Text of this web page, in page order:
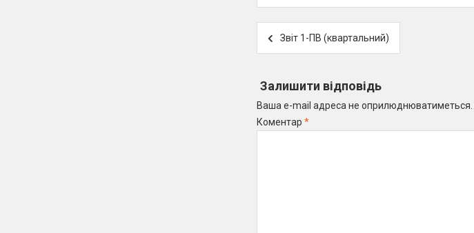
записівЗвіт 1-ПВ (квартальний)
Залишити відповідь
Ваша e-mail адреса не оприлюднюватиметься.
Коментар *